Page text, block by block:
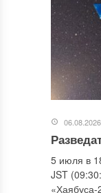
06.08.2026
5 июля в
JST